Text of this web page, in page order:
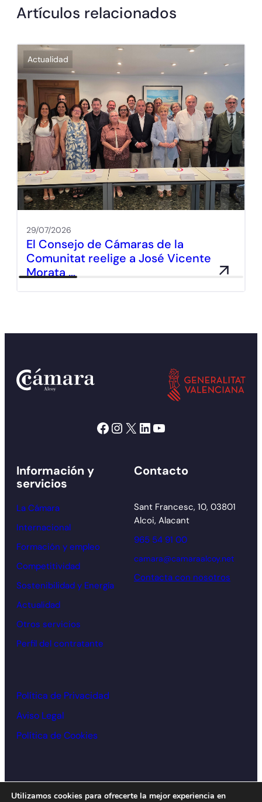
Artículos relacionados
Actualidad
29/07/2026
El Consejo de Cámaras de la
Comunitat reelige a José Vicente
Morata …
Facebook Instagram X LinkedIn YouTube
Información y
servicios
La Cámara
Internacional
Formación y empleo
Competitividad
Sostenibilidad y Energía
Actualidad
Otros servicios
Perfil del contratante
Contacto
Sant Francesc, 10, 03801
Alcoi, Alacant
965 54 91 00
camara@camaraalcoy.net
Contacta con nosotros
Política de Privacidad
Aviso Legal
Política de Cookies
Utilizamos cookies para ofrecerte la mejor experiencia en